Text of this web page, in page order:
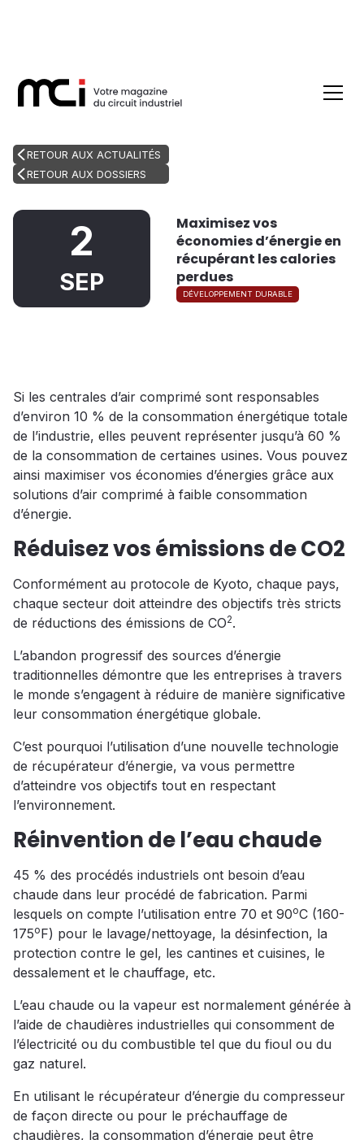
RETOUR AUX ACTUALITÉS
RETOUR AUX DOSSIERS
2
SEP
Maximisez vos
économies d’énergie en
récupérant les calories
perdues
DÉVELOPPEMENT DURABLE
Si les centrales d’air comprimé sont responsables
d’environ 10 % de la consommation énergétique totale
de l’industrie, elles peuvent représenter jusqu’à 60 %
de la consommation de certaines usines. Vous pouvez
ainsi maximiser vos économies d’énergies grâce aux
solutions d’air comprimé à faible consommation
d’énergie.
Réduisez vos émissions de CO2
Conformément au protocole de Kyoto, chaque pays,
chaque secteur doit atteindre des objectifs très stricts
de réductions des émissions de CO2.
L’abandon progressif des sources d’énergie
traditionnelles démontre que les entreprises à travers
le monde s’engagent à réduire de manière significative
leur consommation énergétique globale.
C’est pourquoi l’utilisation d’une nouvelle technologie
de récupérateur d’énergie, va vous permettre
d’atteindre vos objectifs tout en respectant
l’environnement.
Réinvention de l’eau chaude
45 % des procédés industriels ont besoin d’eau
chaude dans leur procédé de fabrication. Parmi
lesquels on compte l’utilisation entre 70 et 90oC (160-
175oF) pour le lavage/nettoyage, la désinfection, la
protection contre le gel, les cantines et cuisines, le
dessalement et le chauffage, etc.
L’eau chaude ou la vapeur est normalement générée à
l’aide de chaudières industrielles qui consomment de
l’électricité ou du combustible tel que du fioul ou du
gaz naturel.
En utilisant le récupérateur d’énergie du compresseur
de façon directe ou pour le préchauffage de
chaudières, la consommation d’énergie peut être